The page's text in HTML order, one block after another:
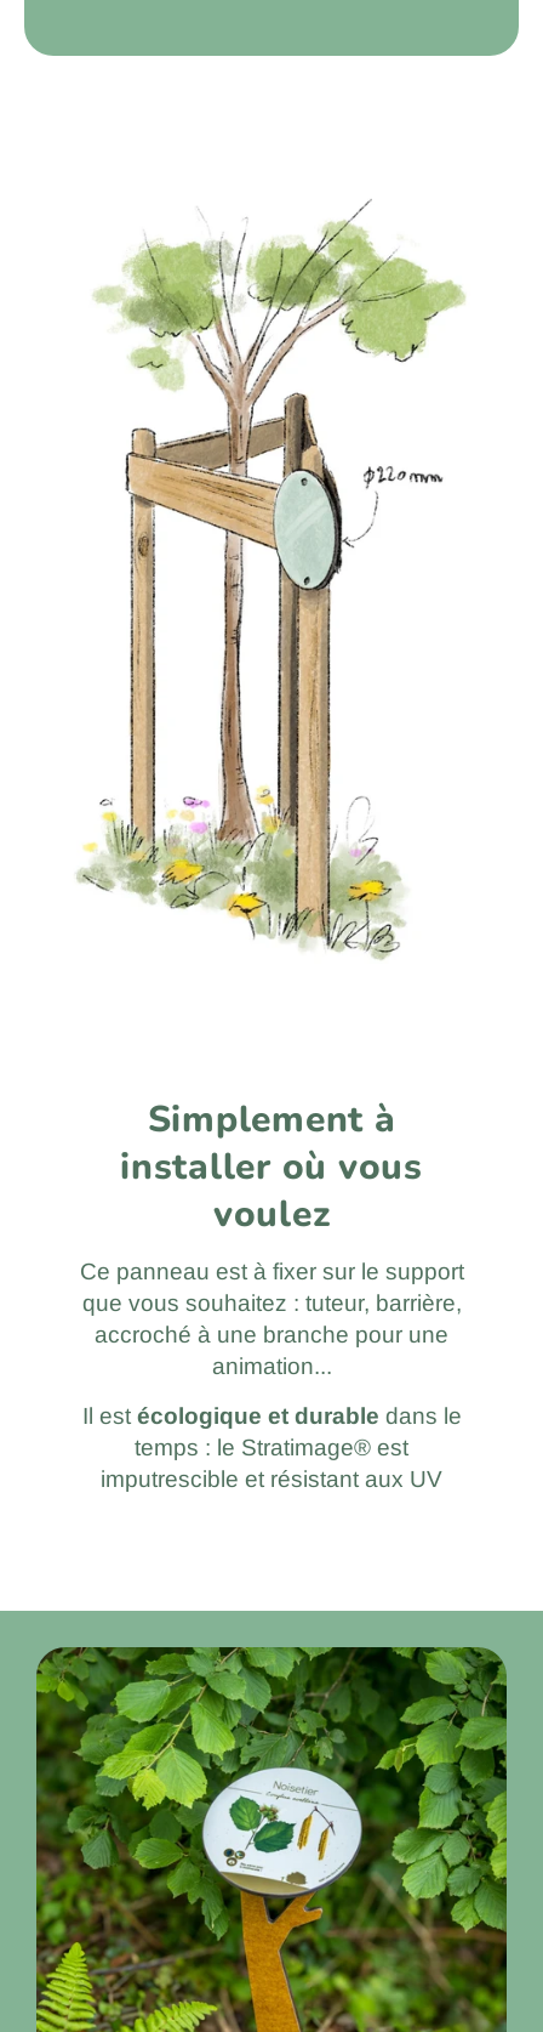
Simplement à
installer où vous
voulez
Ce panneau est à fixer sur le support
que vous souhaitez : tuteur, barrière,
accroché à une branche pour une
animation...
Il est écologique et durable dans le
temps : le Stratimage® est
imputrescible et résistant aux UV